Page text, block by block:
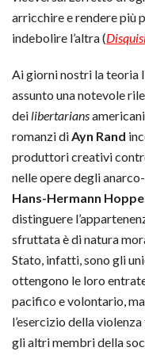
arricchire e rendere più
indebolire l’altra (
Ai giorni nostri la teoria
assunto una notevole
dei libertarians
romanzi diAyn Rand
produttori creativi
nelle opere degli
Hans-Hermann Hoppe
distinguere
sfruttata è di natura
Stato, infatti, sono gli
ottengono le loro
pacifico e volontario,
l’esercizio della
gli altri membri della